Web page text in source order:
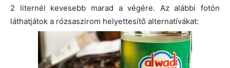
2 liternél kevesebb marad a végére. Az alábbi fotón
láthatjátok a rózsaszirom helyettesítő alternatívákat: